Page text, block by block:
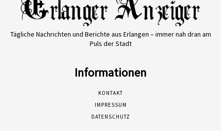
Tägliche Nachrichten und Berichte aus Erlangen – immer nah dran am
Puls der Stadt
Informationen
KONTAKT
IMPRESSUM
DATENSCHUTZ